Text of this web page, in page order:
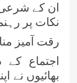
ان کے
نکات پر
رقت آمیز
اجتماع
بھائیوں نے